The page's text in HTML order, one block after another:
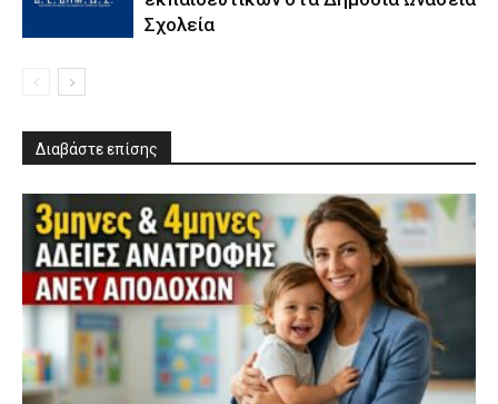
Σχολεία
Διαβάστε επίσης